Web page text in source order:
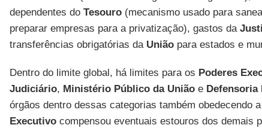
dependentes do Tesouro(mecanismo usado para
preparar empresas para a privatização), gastos da
transferências obrigatórias daUniãopara estados e
Dentro do limite global, há limites para os Poderes
Judiciário, Ministério Público da Uniãoe Defensoria
órgãos dentro dessas categorias também obedecendo
Executivocompensou eventuais estouros dos demais